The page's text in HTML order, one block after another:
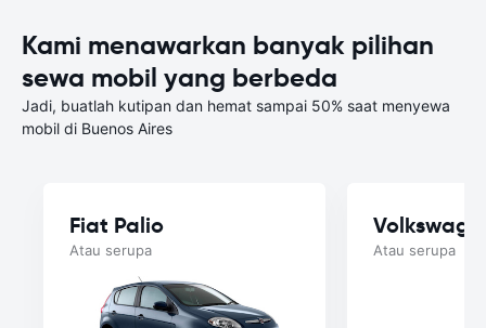
Kami menawarkan banyak pilihan
sewa mobil yang berbeda
Jadi, buatlah kutipan dan hemat sampai 50% saat menyewa
mobil di Buenos Aires
Fiat Palio
Atau serupa Atau serupa